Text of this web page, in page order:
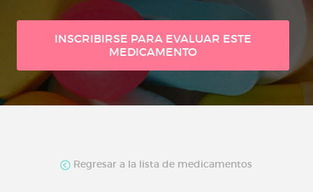
INSCRIBIRSE PARA EVALUAR ESTE
MEDICAMENTO
Regresar a la lista de medicamentos